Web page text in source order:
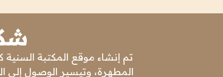
تم إنشاء موقع المكتبة السنية
المطهرة، وتيسير الوصول إلى